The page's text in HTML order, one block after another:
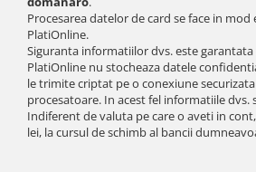
Procesarea datelor de card se face in mod
PlatiOnline.
Siguranta informatiilor dvs. este
PlatiOnline nu stocheaza datele
le trimite criptat pe o conexiune
procesatoare. In acest fel informatiile dvs.
Indiferent de valuta pe care o aveti in
lei, la cursul de schimb al bancii